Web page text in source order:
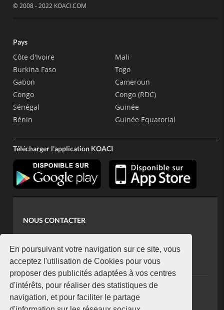
En poursuivant votre navigation sur ce site, vous
acceptez l'utilisation de Cookies pour vous
proposer des publicités adaptées à vos centres
d'intérêts, pour réaliser des statistiques de
navigation, et pour faciliter le partage
© 2008 - 2022 KOACI.COM
Pays
Côte d'Ivoire
Burkina Faso
Gabon
Congo
Sénégal
Bénin
Mali
Togo
Cameroun
Congo (RDC)
Guinée
Guinée Equatorial
Télécharger l'application KOACI
NOUS CONTACTER
koaci@yahoo.fr
+225 07 08 85 52 93
NEWSLETTER
Restez connecté via notre newsletter